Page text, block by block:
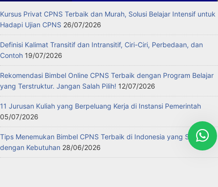
Kursus Privat CPNS Terbaik dan Murah, Solusi Belajar Intensif untuk
Hadapi Ujian CPNS 26/07/2026
Definisi Kalimat Transitif dan Intransitif, Ciri-Ciri, Perbedaan, dan
Contoh 19/07/2026
Rekomendasi Bimbel Online CPNS Terbaik dengan Program Belajar
yang Terstruktur. Jangan Salah Pilih! 12/07/2026
11 Jurusan Kuliah yang Berpeluang Kerja di Instansi Pemerintah
05/07/2026
Tips Menemukan Bimbel CPNS Terbaik di Indonesia yang Sesuai
dengan Kebutuhan 28/06/2026